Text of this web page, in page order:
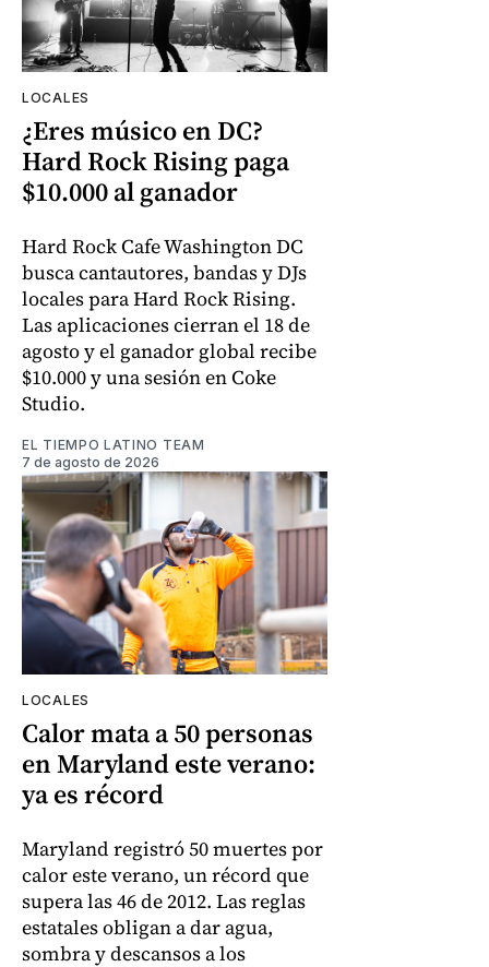
LOCALES
¿Eres músico en DC?
Hard Rock Rising paga
$10.000 al ganador
Hard Rock Cafe Washington DC
busca cantautores, bandas y DJs
locales para Hard Rock Rising.
Las aplicaciones cierran el 18 de
agosto y el ganador global recibe
$10.000 y una sesión en Coke
Studio.
EL TIEMPO LATINO TEAM
7 de agosto de 2026
LOCALES
Calor mata a 50 personas
en Maryland este verano:
ya es récord
Maryland registró 50 muertes por
calor este verano, un récord que
supera las 46 de 2012. Las reglas
estatales obligan a dar agua,
sombra y descansos a los